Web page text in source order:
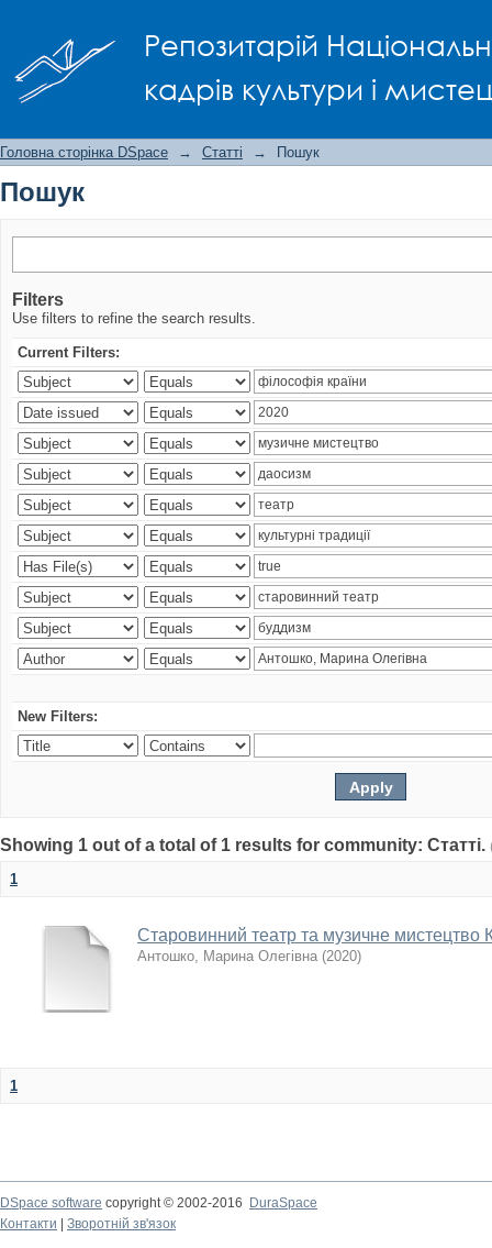
Репозитарій
кадрів культури і
Головна сторінка DSpace → Статті → Пошук
Пошук
Filters
Use filters to refine the search results.
Current Filters:
New Filters:
Showing 1 out of a total of 1 results for community: Статті.
1
Старовинний театр та музичне мистецтво
Антошко, Марина Олегівна (2020)
1
DSpace software copyright © 2002-2016
DuraSpace
Контакти
Зворотній зв'язок